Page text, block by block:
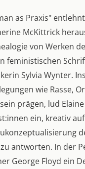
as Praxis"
McKittrick
von Werken
feministischen
Sylvia Wynter.
wie Rasse,
prägen, lud
ein, kreativ
antworten. In der
George Floyd ein